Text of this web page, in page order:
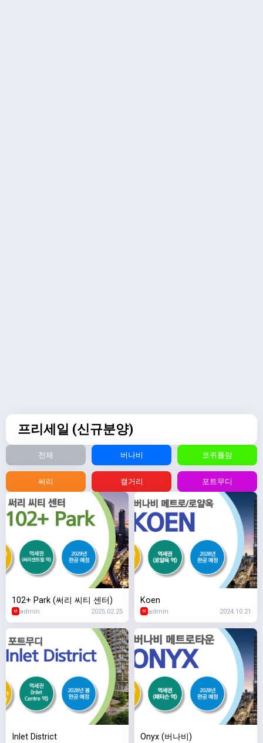
프리세일 (신규분양)
전체 버나비 코퀴틀람
써리 캘거리 포트무디
102+ Park (써리 씨티 센터)
M admin 2025.02.25
Koen
M admin 2024.10.21
Inlet District Onyx (버나비)